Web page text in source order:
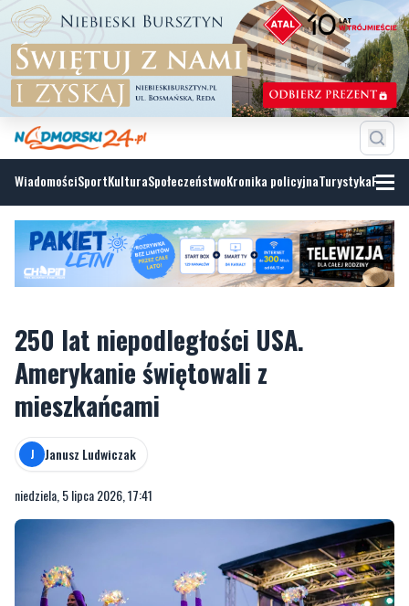
WiadomościSportKulturaSpołeczeństwoKronika policyjnaTurystyka
250 lat niepodległości USA.
Amerykanie świętowali z
mieszkańcami
J Janusz Ludwiczak
niedziela, 5 lipca 2026, 17:41